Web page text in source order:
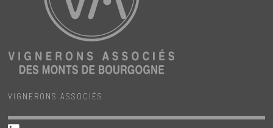
VIGNERONS ASSOCIÉS